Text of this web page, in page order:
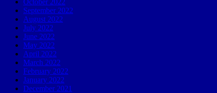
October 2022
September 2022
August 2022
July 2022
June 2022
May 2022
April 2022
March 2022
February 2022
January 2022
December 2021